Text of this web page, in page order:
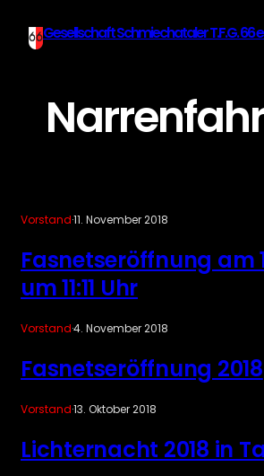
Gesellschaft Schmiechataler T.F.G. 66
Vorstand·11. November 2018
Fasnetseröffnung am
um 11:11 Uhr
Vorstand·4. November 2018
Fasnetseröffnung 2018
Vorstand·13. Oktober 2018
Lichternacht 2018 in